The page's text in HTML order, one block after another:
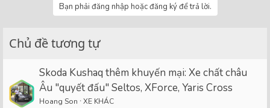
Bạn phải đăng nhập hoặc đăng ký để trả lời.
Chủ đề tương tự
Skoda Kushaq thêm khuyến mại: Xe chất châu
Âu "quyết đấu" Seltos, XForce, Yaris Cross
Hoang Son XE KHÁC